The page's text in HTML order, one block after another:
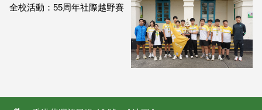
全校活動：55周年社際越野賽